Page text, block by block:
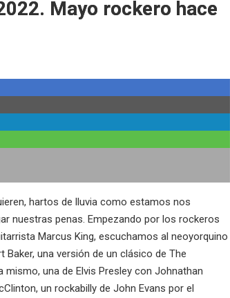
Mayo rockero hace
hartos de lluvia como estamos nos
nuestras penas. Empezando por los rockeros
Marcus King, escuchamos al neoyorquino
una versión de un clásico de The
una de Elvis Presley con Johnathan
un rockabilly de John Evans por el